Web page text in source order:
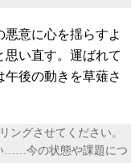
意に心を揺らすよ
思い直す。運ばれて
後の動きを草薙さ
ングさせてください。
……今の状態や課題につ